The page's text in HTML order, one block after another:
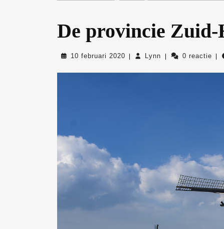
De provincie
10 februari 2020 10
2020
Lynn Lynn 0 reactie